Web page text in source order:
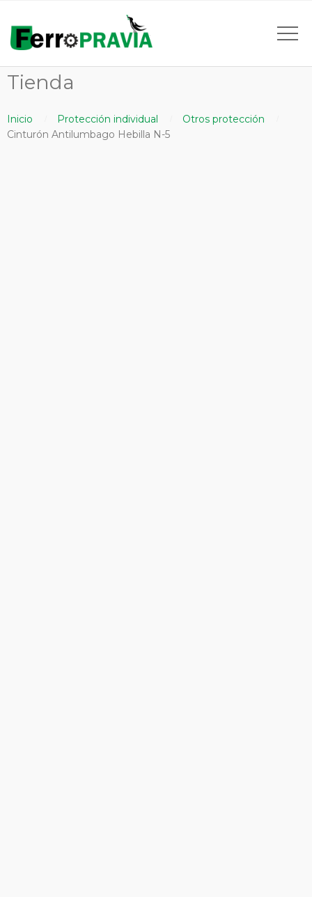
Tienda
Inicio Protección individual
Otros protección
Cinturón Antilumbago Hebilla N-5